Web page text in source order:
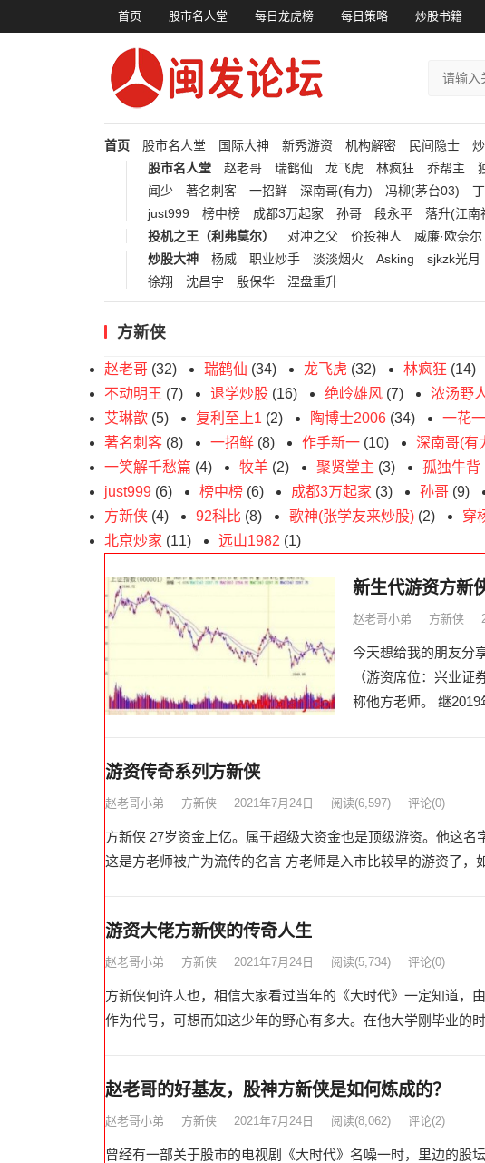
首页 股市名人堂 每日龙虎榜 每日策略 炒股书籍
首页 股市名人堂 国际大神 新秀游资 机构解密 民间隐士
股市名人堂
赵老哥 瑞鹤仙 龙飞虎 林疯狂 乔帮主
闻少
著名刺客 一招鲜 深南哥(有力) 冯柳(茅台03)
just999
榜中榜 成都3万起家 孙哥 段永平 落升(江南
投机之王（利弗莫尔）
对冲之父 价投神人 威廉·欧奈尔
炒股大神
杨威 职业炒手 淡淡烟火 Asking sjkzk光月
徐翔
沈昌宇 殷保华 涅盘重升
方新侠
赵老哥(32) 瑞鹤仙 (34) 龙飞虎 (32) 林疯狂 (14)
不动明王 (7) 退学炒股(16) 绝岭雄风(7) 浓汤野
艾琳歆(5) 复利至上1 (2) 陶博士2006(34) 一花
著名刺客(8) 一招鲜(8) 作手新一(10) 深南哥(有
一笑解千愁篇 (4) 牧羊(2) 聚贤堂主 (3) 孤独牛背
just999(6) 榜中榜(6) 成都3万起家 (3) 孙哥(9)
方新侠(4) 92科比 (8) 歌神(张学友来炒股)(2) 穿
北京炒家 (11) 远山1982 (1)
新生代游资方新
赵老哥小弟 方新侠
今天想给我的朋友分
（游资席位：兴业
称他方老师。 继
游资传奇系列方新侠
赵老哥小弟 方新侠 2021年7月24日 阅读(6,597) 评论(0)
方新侠 27岁资金上亿。属于超级大资金也是顶级游资。他这名
这是方老师被广为流传的名言 方老师是入市比较早的游资了，
游资大佬方新侠的传奇人生
赵老哥小弟 方新侠 2021年7月24日 阅读(5,734) 评论(0)
方新侠何许人也，相信大家看过当年的《大时代》一定知道，
作为代号，可想而知这少年的野心有多大。在他大学刚毕业的
赵老哥的好基友，股神方新侠是如何炼成的？
赵老哥小弟 方新侠 2021年7月24日 阅读(8,062) 评论(2)
曾经有一部关于股市的电视剧《大时代》名噪一时，里边的股